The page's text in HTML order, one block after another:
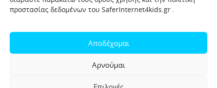
προστασίας δεδομένων του SaferInternet4kids.gr .
Αποδέχομαι
Αρνούμαι
Πολιτική προστασίας δεδομένων
Πολιτική Προστασίας Παιδιών και Εφήβων
Όροι χρήσης
Help-Line